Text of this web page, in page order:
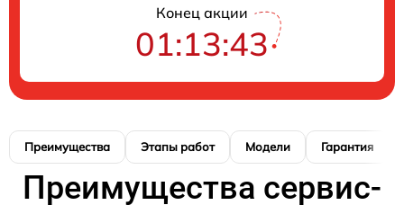
Конец акции
01:13:42
Преимущества Этапы работ Модели Гарантия
Преимущества сервис-